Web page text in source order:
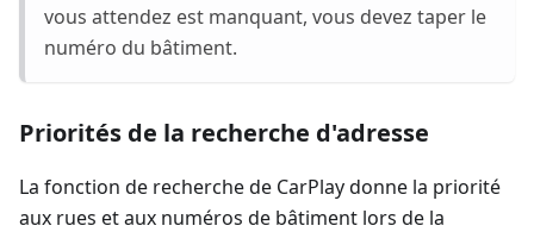
vous attendez est manquant, vous devez taper le
numéro du bâtiment.
Priorités de la recherche d'adresse
La fonction de recherche de CarPlay donne la priorité
aux rues et aux numéros de bâtiment lors de la